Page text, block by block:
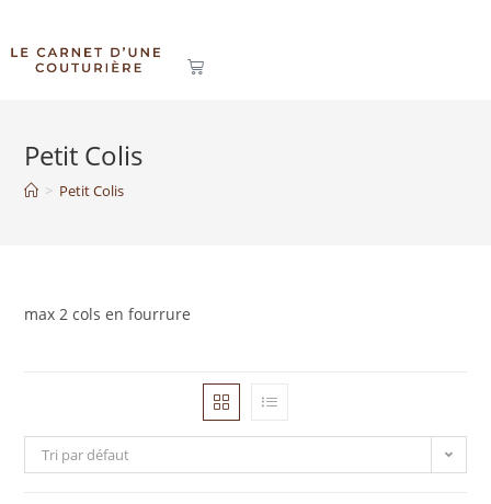
Petit Colis
> Petit Colis
max 2 cols en fourrure
Tri par défaut